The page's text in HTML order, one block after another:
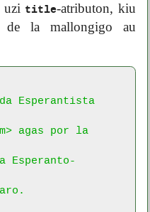
uzi title-atributon, kiu
de la mallongigo au
Esperantista
agas por la
Esperanto-